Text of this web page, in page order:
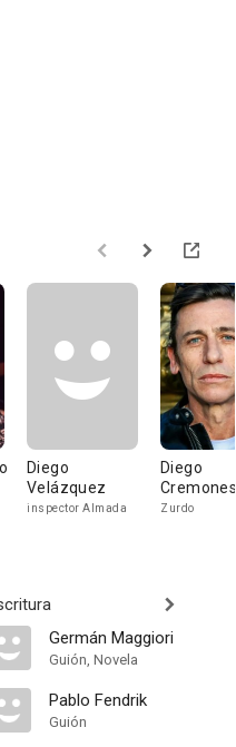
Diego
Velázquez
inspector Almada
Diego
Zurdo
Germán Maggiori
Guión, Novela
Pablo Fendrik
Guión